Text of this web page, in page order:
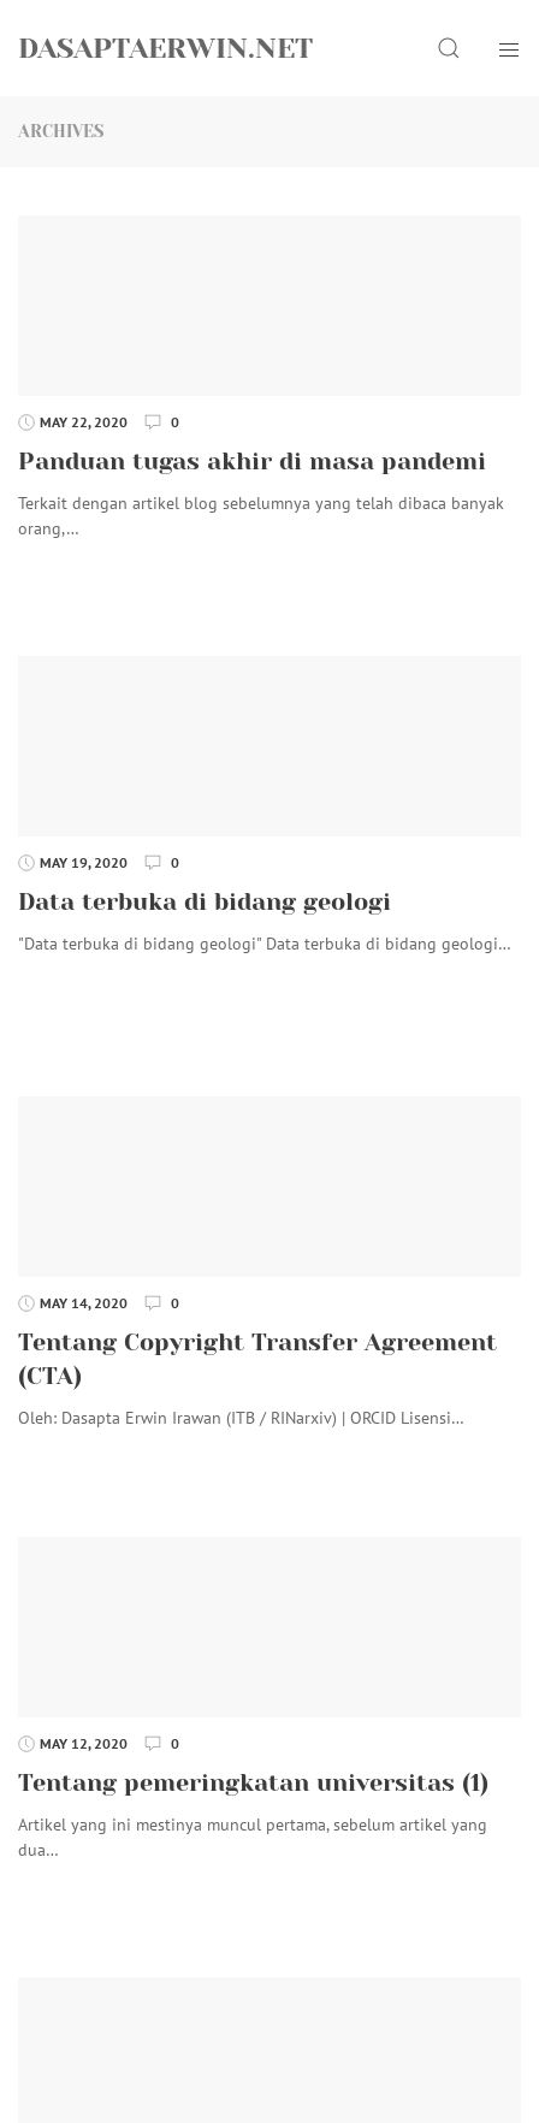
DASAPTAERWIN.NET Search
ARCHIVES
MAY 22, 2020 0
Panduan tugas akhir di masa pandemi
Terkait dengan artikel blog sebelumnya yang telah dibaca banyak
orang,…
MAY 19, 2020 0
Data terbuka di bidang geologi
"Data terbuka di bidang geologi" Data terbuka di bidang geologi…
MAY 14, 2020 0
Tentang Copyright Transfer Agreement
(CTA)
Oleh: Dasapta Erwin Irawan (ITB / RINarxiv) | ORCID Lisensi…
MAY 12, 2020 0
Tentang pemeringkatan universitas (1)
Artikel yang ini mestinya muncul pertama, sebelum artikel yang
dua…